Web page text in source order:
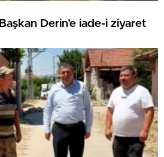
Derin’e iade-i ziyaret